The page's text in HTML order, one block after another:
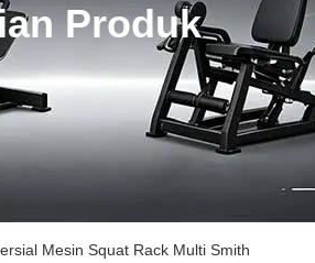
Produk
Mesin Squat Rack Multi Smith